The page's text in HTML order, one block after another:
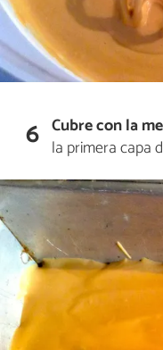
6 Cubre con la
la primera capa